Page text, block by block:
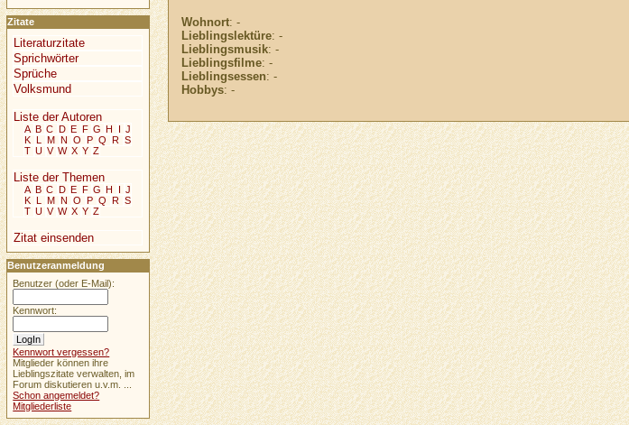
Wohnort: -
Lieblingslektüre: -
Lieblingsmusik: -
Lieblingsfilme: -
Lieblingsessen: -
Hobbys: -
Zitate
Literaturzitate
Sprichwörter
Sprüche
Volksmund
Liste der Autoren
A B C D E F G H I J
K L M N O P Q R S
T U V W X Y Z
Liste der Themen
A B C D E F G H I J
K L M N O P Q R S
T U V W X Y Z
Zitat einsenden
Benutzeranmeldung
Benutzer (oder E-Mail):
Kennwort:
Kennwort vergessen?
Mitglieder können ihre
Lieblingszitate verwalten, im
Forum diskutieren u.v.m. ...
Schon angemeldet?
Mitgliederliste